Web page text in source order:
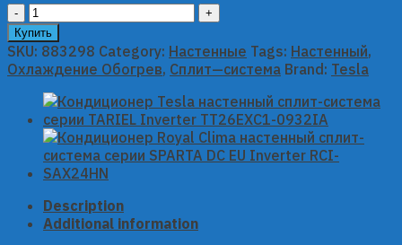
Кондиционер
Tesla
настенный
сплит-
система
серии
TARIEL
Inverter
TT26EXC1-
0932IA
Купить
SKU: 883298 Category: Настенные Tags: Настенный,
Охлаждение Обогрев, Сплит—система Brand: Tesla
Description
Additional information